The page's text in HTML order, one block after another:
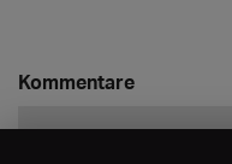
Kommentare